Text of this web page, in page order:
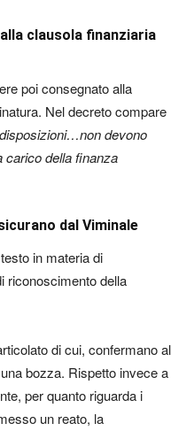
clausola finanziaria
poi consegnato alla
Nel decreto compare
devono
carico della finanza
dal Viminale
in materia di
riconoscimento della
di cui, confermano al
bozza. Rispetto invece a
per quanto riguarda i
un reato, la